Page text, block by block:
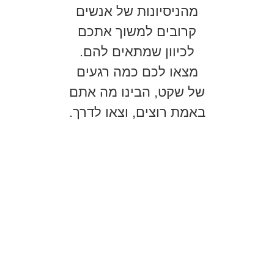
מהניסיונות של אנשים
קרובים למשוך אתכם
לכיוון שמתאים להם.
מצאו לכם כמה רגעים
של שקט, הבינו מה אתם
באמת רוצים, וצאו לדרך.